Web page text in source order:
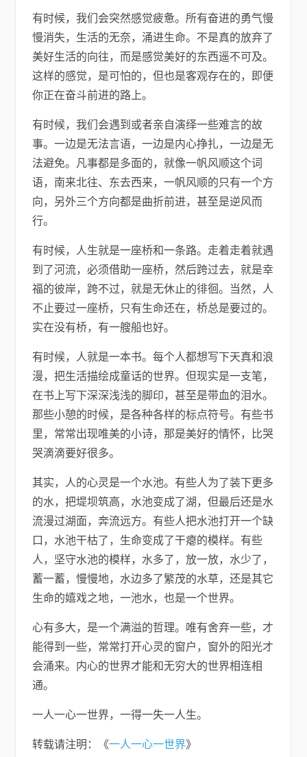
有时候，我们会突然感觉疲惫。所有奋进的勇气慢
慢消失，生活的无奈，涌进生命。不是真的放弃了
美好生活的向往，而是感觉美好的东西遥不可及。
这样的感觉，是可怕的，但也是客观存在的，即便
你正在奋斗前进的路上。
有时候，我们会遇到或者亲自演绎一些难言的故
事。一边是无法言语，一边是内心挣扎，一边是无
法避免。凡事都是多面的，就像一帆风顺这个词
语，南来北往、东去西来，一帆风顺的只有一个方
向，另外三个方向都是曲折前进，甚至是逆风而
行。
有时候，人生就是一座桥和一条路。走着走着就遇
到了河流，必须借助一座桥，然后跨过去，就是幸
福的彼岸，跨不过，就是无休止的徘徊。当然，人
不止要过一座桥，只有生命还在，桥总是要过的。
实在没有桥，有一艘船也好。
有时候，人就是一本书。每个人都想写下天真和浪
漫，把生活描绘成童话的世界。但现实是一支笔，
在书上写下深深浅浅的脚印，甚至是带血的泪水。
那些小憩的时候，是各种各样的标点符号。有些书
里，常常出现唯美的小诗，那是美好的情怀，比哭
哭滴滴要好很多。
其实，人的心灵是一个水池。有些人为了装下更多
的水，把堤坝筑高，水池变成了湖，但最后还是水
流漫过湖面，奔流远方。有些人把水池打开一个缺
口，水池干枯了，生命变成了干瘪的模样。有些
人，坚守水池的模样，水多了，放一放，水少了，
蓄一蓄，慢慢地，水边多了繁茂的水草，还是其它
生命的嬉戏之地，一池水，也是一个世界。
心有多大，是一个满溢的哲理。唯有舍弃一些，才
能得到一些，常常打开心灵的窗户，窗外的阳光才
会涌来。内心的世界才能和无穷大的世界相连相
通。
一人一心一世界，一得一失一人生。
转载请注明：《一人一心一世界》